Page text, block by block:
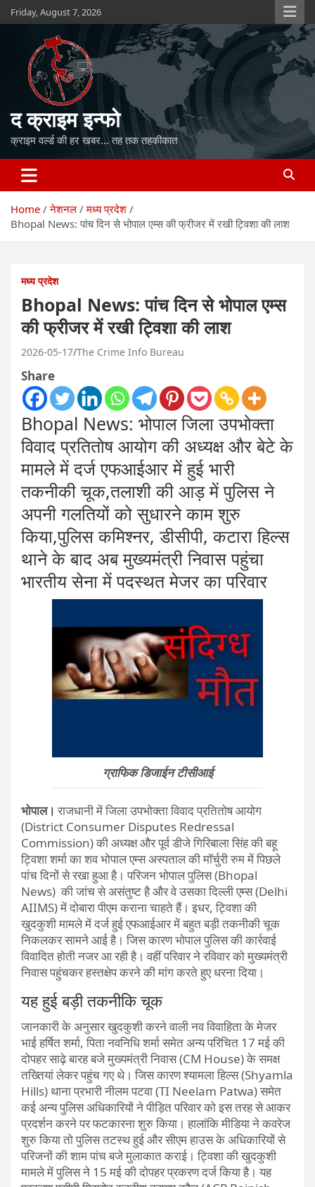
Skip
to
Friday, August 7, 2026
द क्राइम इन्फो
क्राइम वर्ल्ड की हर खबर… तह तक तहकीकात
Home नेशनल
मध्य प्रदेश
Bhopal News: पांच दिन से भोपाल एम्स की फ्रीजर में रखी ट्विशा की लाश
मध्य प्रदेश
Bhopal News: पांच दिन से भोपाल एम्स
की फ्रीजर में रखी ट्विशा की लाश
2026-05-17 The Crime Info Bureau
Share
Bhopal News: भोपाल जिला उपभोक्ता
विवाद प्रतितोष आयोग की अध्यक्ष और बेटे के
मामले में दर्ज एफआईआर में हुई भारी
तकनीकी चूक,तलाशी की आड़ में पुलिस ने
अपनी गलतियों को सुधारने काम शुरु
किया,पुलिस कमिश्नर, डीसीपी, कटारा हिल्स
थाने के बाद अब मुख्यमंत्री निवास पहुंचा
भारतीय सेना में पदस्थत मेजर का परिवार
ग्राफिक डिजाईन टीसीआई
भोपाल। राजधानी में जिला उपभोक्ता विवाद प्रतितोष आयोग
(District Consumer Disputes Redressal
Commission) की अध्यक्ष और पूर्व डीजे गिरिबाला सिंह की बहू
ट्विशा शर्मा का शव भोपाल एम्स अस्पताल की मॉर्चुरी रुम में पिछले
पांच दिनों से रखा हुआ है। परिजन भोपाल पुलिस (Bhopal
News) की जांच से असंतुष्ट है और वे उसका दिल्ली एम्स (Delhi
AIIMS) में दोबारा पीएम कराना चाहते हैं। इधर, ट्विशा की
खुदकुशी मामले में दर्ज हुई एफआईआर में बहुत बड़ी तकनीकी चूक
निकलकर सामने आई है। जिस कारण भोपाल पुलिस की कार्रवाई
विवादित होती नजर आ रही है। वहीं परिवार ने रविवार को मुख्यमंत्री
निवास पहुंचकर हस्तक्षेप करने की मांग करते हुए धरना दिया।
यह हुई बड़ी तकनीकि चूक
जानकारी के अनुसार खुदकुशी करने वाली नव विवाहिता के मेजर
भाई हर्षित शर्मा, पिता नवनिधि शर्मा समेत अन्य परिचित 17 मई की
दोपहर साढ़े बारह बजे मुख्यमंत्री निवास (CM House) के समक्ष
तख्तियां लेकर पहुंच गए थे। जिस कारण श्यामला हिल्स (Shyamla
Hills) थाना प्रभारी नीलम पटवा (TI Neelam Patwa) समेत
कई अन्य पुलिस अधिकारियों ने पीड़ित परिवार को इस तरह से आकर
प्रदर्शन करने पर फटकारना शुरु किया। हालांकि मीडिया ने कवरेज
शुरु किया तो पुलिस तटस्थ हुई और सीएम हाउस के अधिकारियों से
परिजनों की शाम पांच बजे मुलाकात कराई। ट्विशा की खुदकुशी
मामले में पुलिस ने 15 मई की दोपहर प्रकरण दर्ज किया है। यह